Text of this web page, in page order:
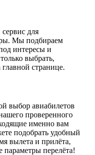
для
Мы подбираем
интересы и
выбрать,
странице.
выбор авиабилетов
проверенного
именно вам
подобрать удобный
вылета и прилёта,
параметры перелёта!